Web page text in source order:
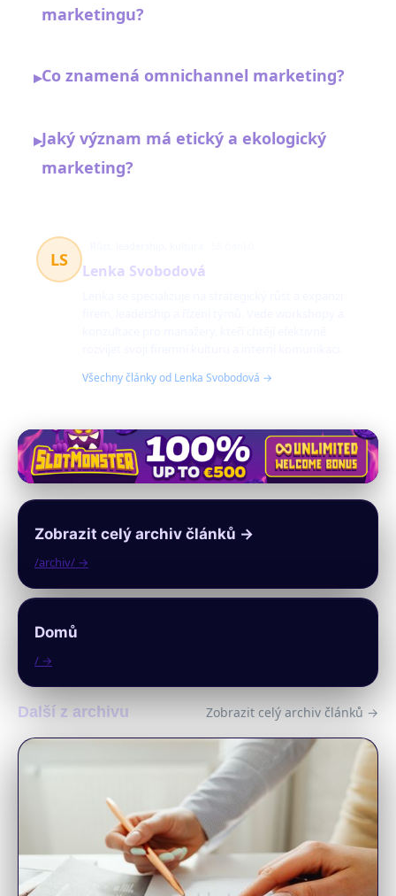
marketingu?
▸Co znamená omnichannel marketing?
▸Jaký význam má etický a ekologický
marketing?
LS
Lenka Svobodová
Všechny články od Lenka Svobodová →
Zobrazit celý archiv článků →
/archiv/ →
Domů
/ →
Další z archivu Zobrazit celý archiv článků →